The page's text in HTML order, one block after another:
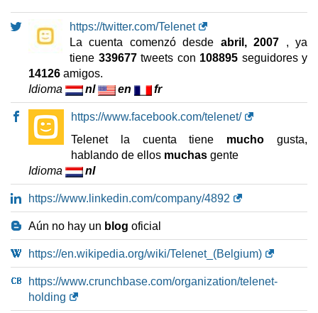
https://twitter.com/Telenet
La cuenta comenzó desde abril, 2007 , ya
tiene 339677tweets con 108895 seguidores y
14126 amigos.
Idioma
nl en fr
https://www.facebook.com/telenet/
Telenet la cuenta tiene mucho gusta,
hablando de ellos muchas gente
Idioma
nl
https://www.linkedin.com/company/4892
Aún no hay un blog oficial
https://en.wikipedia.org/wiki/Telenet_(Belgium)
https://www.crunchbase.com/organization/telenet-
holding